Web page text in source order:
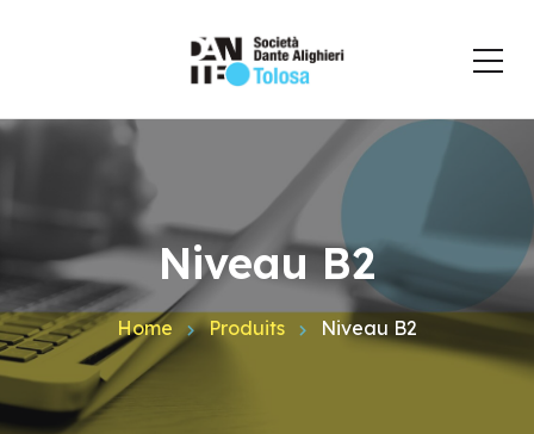
Niveau B2
Home Produits Niveau B2